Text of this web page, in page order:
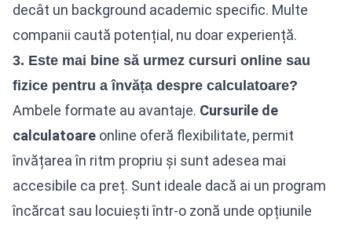
decât un background academic specific. Multe
companii caută potențial, nu doar experiență.
3. Este mai bine să urmez cursuri online sau
fizice pentru a învăța despre calculatoare?
Ambele formate au avantaje. Cursurile de
calculatoare online oferă flexibilitate, permit
învățarea în ritm propriu și sunt adesea mai
accesibile ca preț. Sunt ideale dacă ai un program
încărcat sau locuiești într-o zonă unde opțiunile